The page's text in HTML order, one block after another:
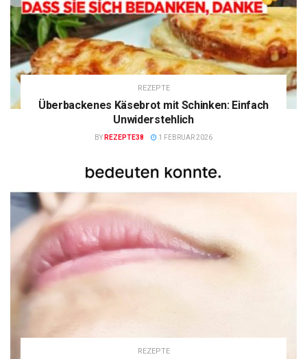
REZEPTE
Überbackenes Käsebrot mit Schinken: Einfach
Unwiderstehlich
BY REZEPTE38 1 FEBRUAR 2026
REZEPTE